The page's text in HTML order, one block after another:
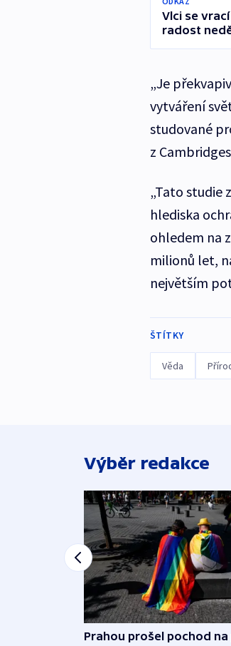
Vlci se
radost
„Je
vytváření
studované
z
„Tato studie
hlediska
ohledem na
milionů let,
největším
ŠTÍTKY
Věda
Výběr redakce
Prahou prošel pochod